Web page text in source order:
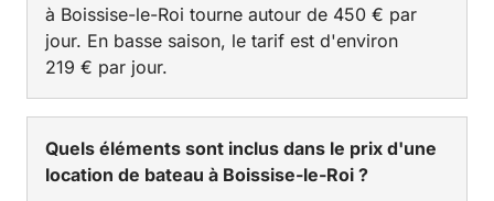
à Boissise-le-Roi tourne autour de 450 € par
jour. En basse saison, le tarif est d'environ
219 € par jour.
Quels éléments sont inclus dans le prix d'une
location de bateau à Boissise-le-Roi ?